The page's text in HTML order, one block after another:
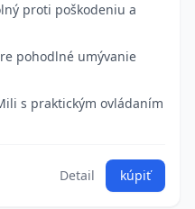
proti poškodeniu a
pohodlné umývanie
s praktickým ovládaním
Detail kúpiť